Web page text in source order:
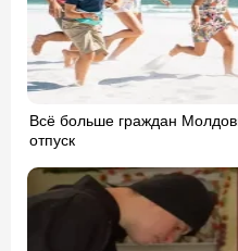
Всё больше граждан
отпуск